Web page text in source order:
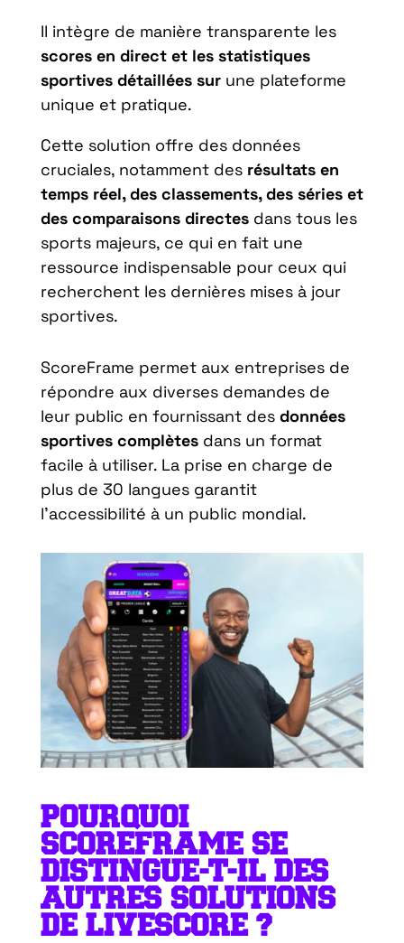
Il intègre de manière transparente les
scores en direct et les statistiques
sportives détaillées surune plateforme
unique et pratique.
Cette solution offre des données
cruciales, notamment desrésultats en
temps réel, des classements, des séries et
des comparaisons directesdans tous les
sports majeurs, ce qui en fait une
ressource indispensable pour ceux qui
recherchent les dernières mises à jour
sportives.
ScoreFrame permet aux entreprises de
répondre aux diverses demandes de
leur public en fournissant des données
sportives complètesdans un format
facile à utiliser. La prise en charge de
plus de 30 langues garantit
l’accessibilité à un public mondial.
POURQUOI
SCOREFRAME SE
DISTINGUE-T-IL DES
AUTRES SOLUTIONS
DE LIVESCORE ?